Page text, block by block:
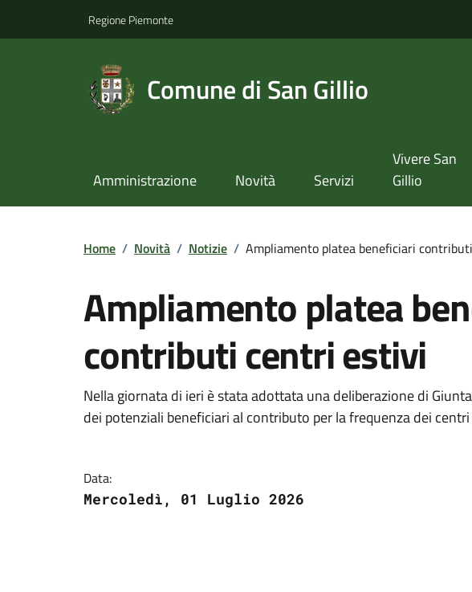
Regione Piemonte
Comune di San Gillio
Amministrazione Novità Servizi
Vivere San
Gillio
Home / Novità / Notizie / Ampliamento platea beneficiari
Ampliamento platea
contributi centri estivi
Nella giornata di ieri è stata adottata una deliberazione di
dei potenziali beneficiari al contributo per la frequenza dei
Data:
Mercoledì, 01 Luglio 2026